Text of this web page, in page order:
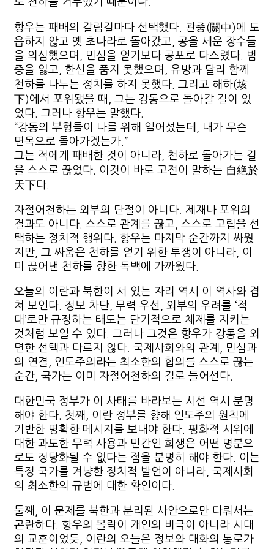
항우는 패배의 갈림길마다 선택했다. 관중(關中)에 도
읍하지 않고 옛 초나라로 돌아갔고, 공을 세운 장수들
을 의심했으며, 민심을 얻기보다 공포로 다스렸다. 범
증을 잃고, 한신을 품지 못했으며, 유방과 달리 함께
천하를 나누는 정치를 하지 못했다. 그리고 해하(垓
下)에서 포위됐을 때, 그는 강동으로 돌아갈 길이 있
었다. 그러나 항우는 말했다.
“강동의 부형들이 나를 위해 일어섰는데, 내가 무슨
면목으로 돌아가겠는가.”
그는 적에게 패배한 것이 아니라, 천하로 돌아가는 길
을 스스로 끊었다. 이것이 바로 고전이 말하는 自絶於
天下다.
자절어천하는 외부의 단절이 아니다. 제재나 포위의
결과도 아니다. 스스로 관계를 끊고, 스스로 고립을 선
택하는 정치적 행위다. 항우는 마지막 순간까지 싸웠
지만, 그 싸움은 천하를 얻기 위한 투쟁이 아니라, 이
미 끊어낸 천하를 향한 독백에 가까웠다.
오늘의 이란과 북한이 서 있는 자리 역시 이 역사와 겹
쳐 보인다. 정보 차단, 무력 우선, 외부의 우려를 ‘적
대’로만 규정하는 태도는 단기적으로 체제를 지키는
것처럼 보일 수 있다. 그러나 그것은 항우가 강동을 외
면한 선택과 다르지 않다. 국제사회와의 관계, 민심과
의 연결, 인도주의라는 최소한의 합의를 스스로 끊는
순간, 국가는 이미 자절어천하의 길로 들어선다.
대한민국 정부가 이 사태를 바라보는 시선 역시 분명
해야 한다. 첫째, 이란 정부를 향해 인도주의 원칙에
기반한 명확한 메시지를 보내야 한다. 평화적 시위에
대한 과도한 무력 사용과 민간인 희생은 어떤 명분으
로도 정당화될 수 없다는 점을 분명히 해야 한다. 이는
특정 국가를 겨냥한 정치적 발언이 아니라, 국제사회
의 최소한의 규범에 대한 확인이다.
둘째, 이 문제를 북한과 분리된 사안으로만 다뤄서는
곤란하다. 항우의 몰락이 개인의 비극이 아니라 시대
의 교훈이었듯, 이란의 오늘은 정보와 대화의 통로가